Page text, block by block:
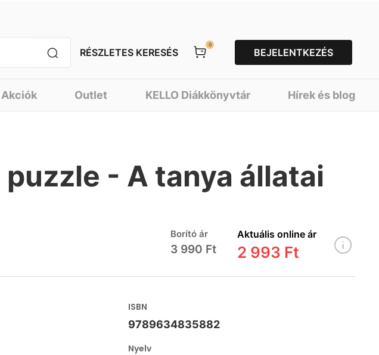
RÉSZLETES KERESÉS
0
BEJELENTKEZÉS
Akciók Outlet KELLO Diákkönyvtár Hírek és blog
puzzle - A tanya állatai
Borító ár
3 990 Ft
Aktuális online ár
2 993 Ft
ISBN
9789634835882
Nyelv